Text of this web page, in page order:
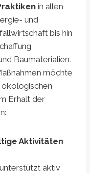
in allen
und
bis hin
Baumaterialien.
möchte
Erhalt der
Aktivitäten
aktiv